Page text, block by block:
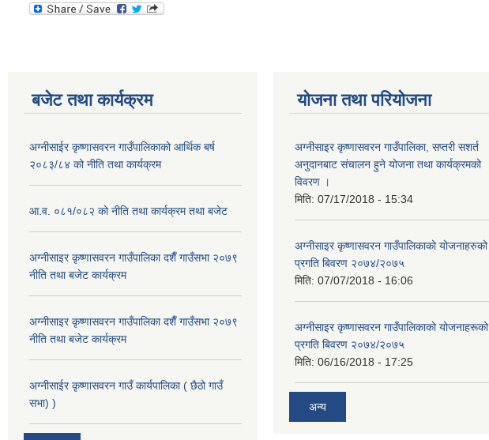
बजेट तथा कार्यक्रम
अग्नीसाईर कृष्णासवरन गाउँपालिकाको आर्थिक बर्ष
२०८३/८४ को नीति तथा कार्यक्रम
आ.व. ०८१/०८२ को नीति तथा कार्यक्रम तथा बजेट
अग्नीसाइर कृष्णासवरन गाउँपालिका दशैँ गाउँसभा २०७९
नीति तथा बजेट कार्यक्रम
अग्नीसाइर कृष्णासवरन गाउँपालिका दशैँ गाउँसभा २०७९
नीति तथा बजेट कार्यक्रम
अग्नीसाईर कृष्णासवरन गाउँ कार्यपालिका ( छैठो गाउँ
सभा) )
योजना तथा परियोजना
अग्नीसाइर कृष्णासवरन गाउँपालिका, सप्तरी सशर्त
अनुदानबाट संचालन हुने योजना तथा कार्यक्रमको
विवरण ।
मिति: 07/17/2018 - 15:34
अग्नीसाइर कृष्णासवरन गाउँपालिकाको योजनाहरुको
प्रगति बिवरण २०७४/२०७५
मिति: 07/07/2018 - 16:06
अग्नीसाइर कृष्णासवरन गाउँपालिकाको योजनाहरूको
प्रगति बिवरण २०७४/२०७५
मिति: 06/16/2018 - 17:25
अन्य